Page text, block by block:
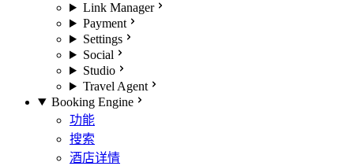
Link Manager
Payment
Settings
Social
Studio
Travel Agent
Booking Engine
功能
搜索
酒店详情